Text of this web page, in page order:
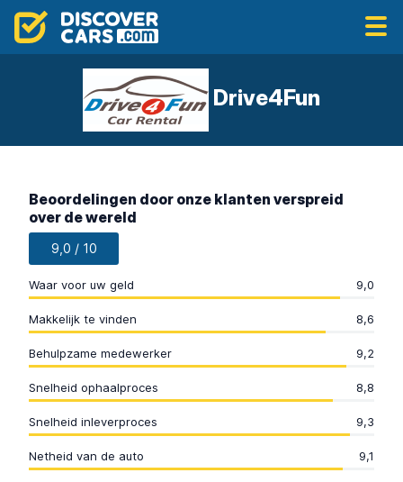
Drive4Fun
Beoordelingen door onze klanten verspreid
over de wereld
9,0 / 10
Waar voor uw geld 9,0
Makkelijk te vinden 8,6
Behulpzame medewerker 9,2
Snelheid ophaalproces 8,8
Snelheid inleverproces 9,3
Netheid van de auto 9,1